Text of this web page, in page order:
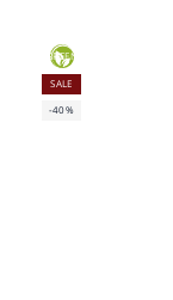
GREEN
SALE
-40%